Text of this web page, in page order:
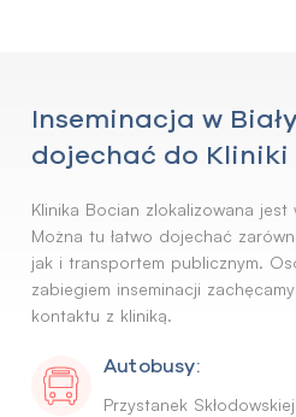
Inseminacja w
dojechać do Kliniki
Klinika Bocian zlokalizowana jest
Można tu łatwo dojechać
jak i transportem publicznym.
zabiegiem inseminacji
kontaktu z kliniką.
Autobusy:
Przystanek